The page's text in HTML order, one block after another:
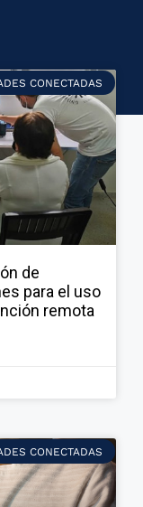
CONECTADAS
de
para el uso
remota
CONECTADAS